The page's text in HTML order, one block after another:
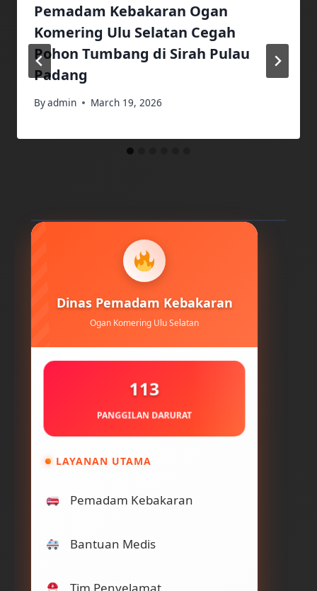
Pemadam Kebakaran Ogan
Komering Ulu Selatan Cegah
Pohon Tumbang di Sirah Pulau
Padang
Byadmin March 19, 2026
Dinas Pemadam Kebakaran
Ogan Komering Ulu Selatan
113
PANGGILAN DARURAT
LAYANAN UTAMA
Pemadam Kebakaran
Bantuan Medis
Tim Penyelamat